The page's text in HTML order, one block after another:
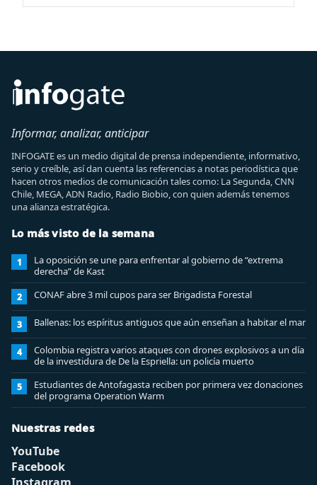
Informar, analizar, anticipar
INFOGATE es un medio digital de prensa independiente, informativo,
serio y creíble, así dan cuenta las referencias a notas periodística que
hacen otros medios de comunicación tales como: La Segunda, CNN
Chile, MEGA, ADN Radio, Radio Biobio, con quien además tenemos
una alianza estratégica.
Lo más visto de la semana
1
La oposición se une para enfrentar al gobierno de “extrema
derecha” de Kast
2 CONAF abre 3 mil cupos para ser Brigadista Forestal
3 Ballenas: los espíritus antiguos que aún enseñan a habitar el mar
4
Colombia registra varios ataques con drones explosivos a un día
de la investidura de De la Espriella: un policía muerto
5
Estudiantes de Antofagasta reciben por primera vez donaciones
del programa Operation Warm
Nuestras redes
YouTube
Facebook